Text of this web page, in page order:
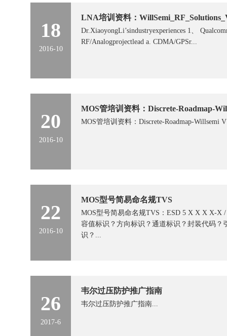
18
2016-10
LNA培训资料：
Dr.XiaoyongLi’sindustryexperiences 1、
RF/Analogprojectlead a. CDMA/GPSr...
20
2016-10
MOS管培训资料：Discrete-Roadmap-
MOS管培训资料：Discrete-Roadmap-Willsemi
22
2016-10
MOS型号简易命名规TVS
MOS型号简易命名规TVS：ESD 5 X X X X-X
容值标识？方向标识？通道标识？封装代码？
识？...
26
2017-6
韦尔过压防护推广指南
韦尔过压防护推广指南...